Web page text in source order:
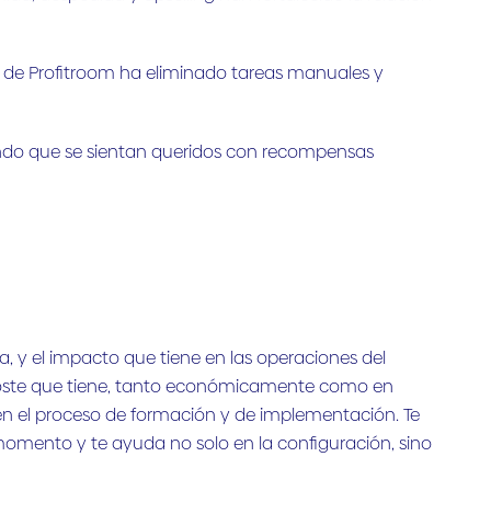
Profitroom ha eliminado tareas manuales y
que se sientan queridos con recompensas
y el impacto que tiene en las operaciones del
que tiene, tanto económicamente como en
proceso de formación y de implementación. Te
y te ayuda no solo en la configuración, sino